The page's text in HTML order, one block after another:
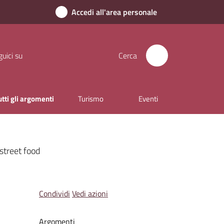
Accedi all'area personale
su Cerca
gli argomenti Turismo Eventi
food
Condividi Vedi azioni
Argomenti